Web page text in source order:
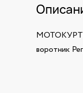
воротник